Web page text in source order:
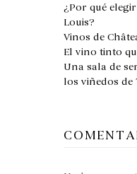
¿Por qué
Louis?
Vinos de
El vino tinto
Una sala de
los viñedos de